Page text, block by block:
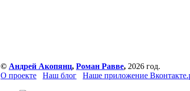
© Андрей Акопянц, Роман Равве, 2026 год.
О проекте
Наш блог Наше приложение